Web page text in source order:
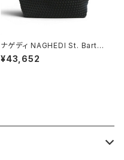
ナゲディ NAGHEDI St. Barths
Medium Tote セント・バーツ
ミディアムトート トートバッグ sn
¥43,652